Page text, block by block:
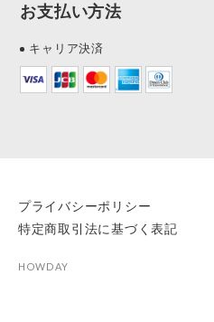
お支払い方法
キャリア決済
プライバシーポリシー
特定商取引法に基づく表記
HOWDAY